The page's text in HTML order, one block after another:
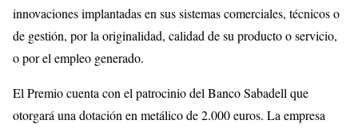
innovaciones implantadas en sus sistemas comerciales, técnicos o
de gestión, por la originalidad, calidad de su producto o servicio,
o por el empleo generado.
El Premio cuenta con el patrocinio del Banco Sabadell que
otorgará una dotación en metálico de 2.000 euros. La empresa